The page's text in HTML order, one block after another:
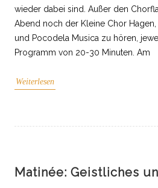
wieder dabei sind. Außer den
Abend noch der Kleine Chor
und Pocodela Musica zu hören,
Programm von 20-30 Minuten. Am
Weiterlesen
Matinée: Geistliches